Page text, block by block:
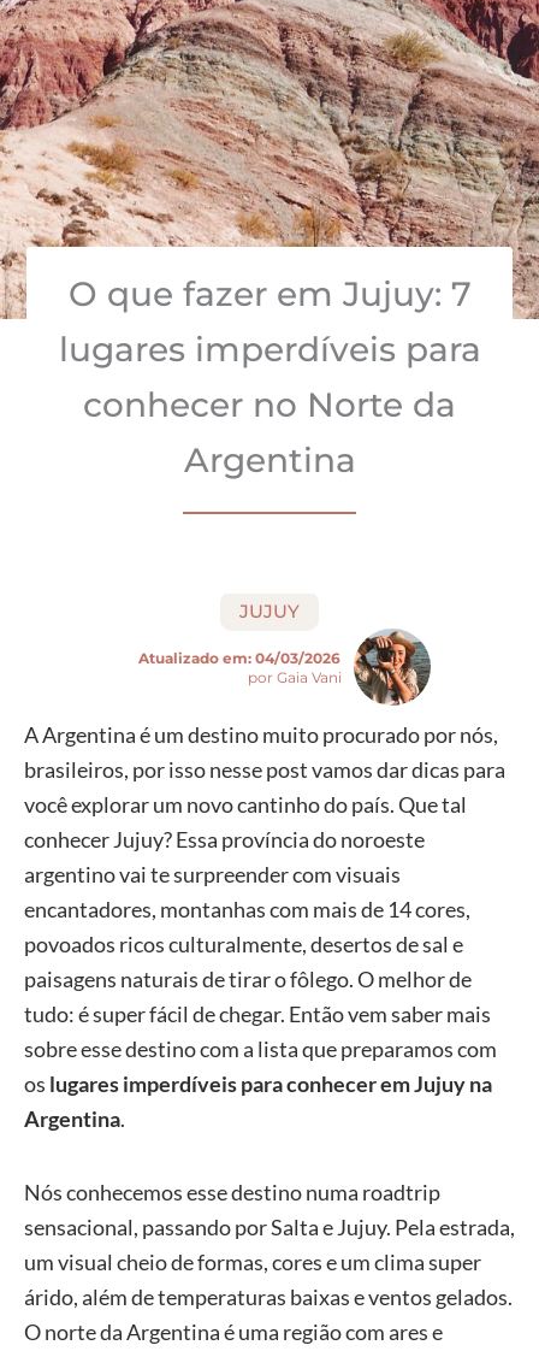
O que fazer em Jujuy: 7
lugares imperdíveis para
conhecer no Norte da
Argentina
JUJUY
Atualizado em: 04/03/2026
por Gaia Vani
A Argentina é um destino muito procurado por nós,
brasileiros, por isso nesse post vamos dar dicas para
você explorar um novo cantinho do país. Que tal
conhecer Jujuy? Essa província do noroeste
argentino vai te surpreender com visuais
encantadores, montanhas com mais de 14 cores,
povoados ricos culturalmente, desertos de sal e
paisagens naturais de tirar o fôlego. O melhor de
tudo: é super fácil de chegar. Então vem saber mais
sobre esse destino com a lista que preparamos com
os lugares imperdíveis para conhecer em Jujuy na
Argentina.
Nós conhecemos esse destino numa roadtrip
sensacional, passando por Salta e Jujuy. Pela estrada,
um visual cheio de formas, cores e um clima super
árido, além de temperaturas baixas e ventos gelados.
O norte da Argentina é uma região com ares e